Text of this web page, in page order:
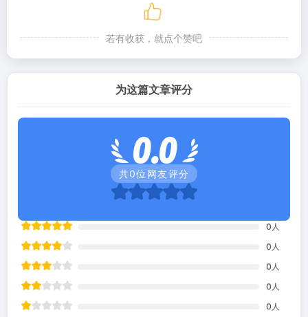
若有收获，就点个赞吧
为这篇文章评分
0.0
共0位网友评分
0 人
0 人
0 人
0 人
0 人